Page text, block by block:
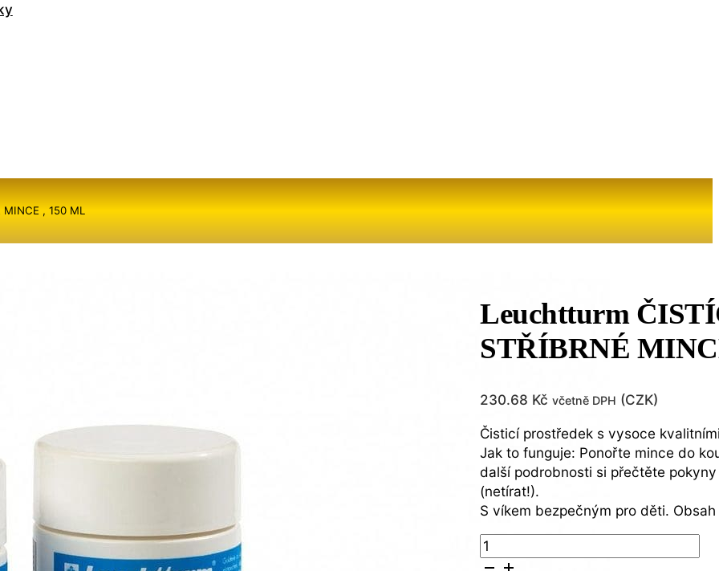
, 150 ML
Leuchtturm
STŘÍBRNÉ
230.68 Kč včetně DPH (CZK)
Čisticí prostředek s vysoce
Jak to funguje: Ponořte mince do
další podrobnosti si přečtěte
(netírat!).
S víkem bezpečným pro děti.
Leuchtturm
ČISTÍCÍ